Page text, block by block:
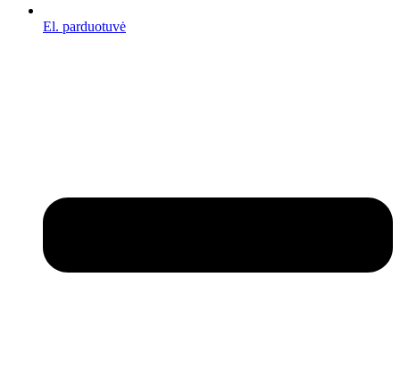
El. parduotuvė